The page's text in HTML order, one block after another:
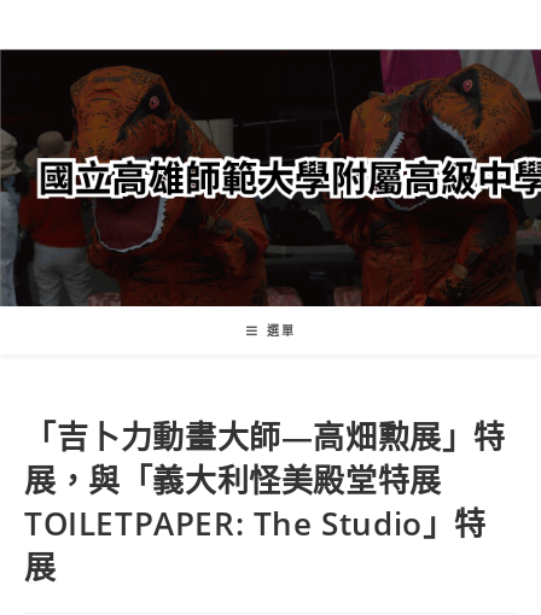
轉
要
內
容
選單
「吉卜力動畫大師—高畑勲展」特
展，與「義大利怪美殿堂特展
TOILETPAPER: The Studio」特
展